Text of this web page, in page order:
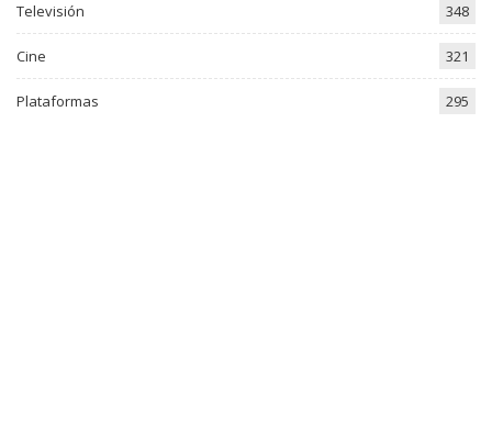
Televisión 348
Cine 321
Plataformas 295